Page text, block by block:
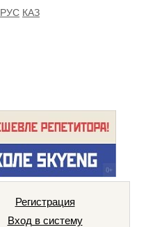
РУС КАЗ
Регистрация
Вход в систему